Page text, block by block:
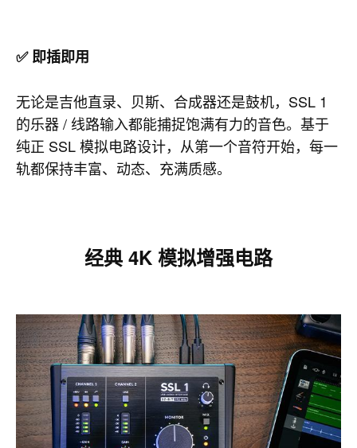
✅ 即插即用
无论是吉他直录、贝斯、合成器还是鼓机，SSL 1
的乐器 / 线路输入都能捕捉饱满有力的音色。基于
纯正 SSL 模拟电路设计，从第一个音符开始，每一
轨都保持丰富、动态、充满质感。
经典 4K 模拟增强电路